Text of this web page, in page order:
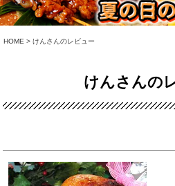
HOME けんさんのレビュー
けんさんの